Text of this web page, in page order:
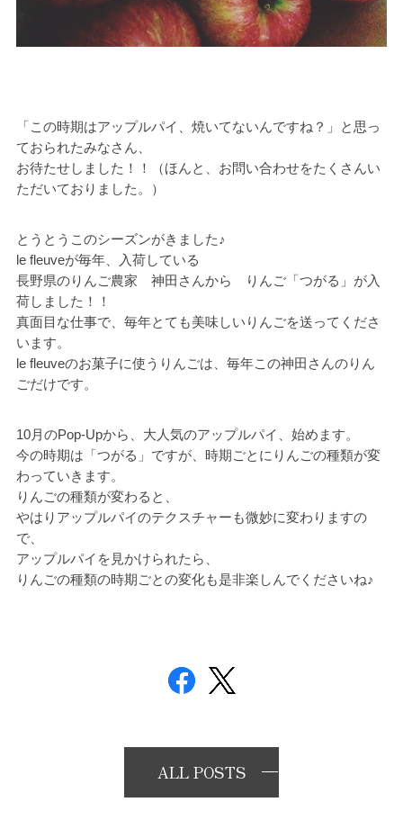
「この時期はアップルパイ、焼いてないんですね？」と思っ
ておられたみなさん、
お待たせしました！！（ほんと、お問い合わせをたくさんい
ただいておりました。）
とうとうこのシーズンがきました♪
le fleuveが毎年、入荷している
長野県のりんご農家　神田さんから　りんご「つがる」が入
荷しました！！
真面目な仕事で、毎年とても美味しいりんごを送ってくださ
います。
le fleuveのお菓子に使うりんごは、毎年この神田さんのりん
ごだけです。
10月のPop-Upから、大人気のアップルパイ、始めます。
今の時期は「つがる」ですが、時期ごとにりんごの種類が変
わっていきます。
りんごの種類が変わると、
やはりアップルパイのテクスチャーも微妙に変わりますの
で、
アップルパイを見かけられたら、
りんごの種類の時期ごとの変化も是非楽しんでくださいね♪
ALL POSTS